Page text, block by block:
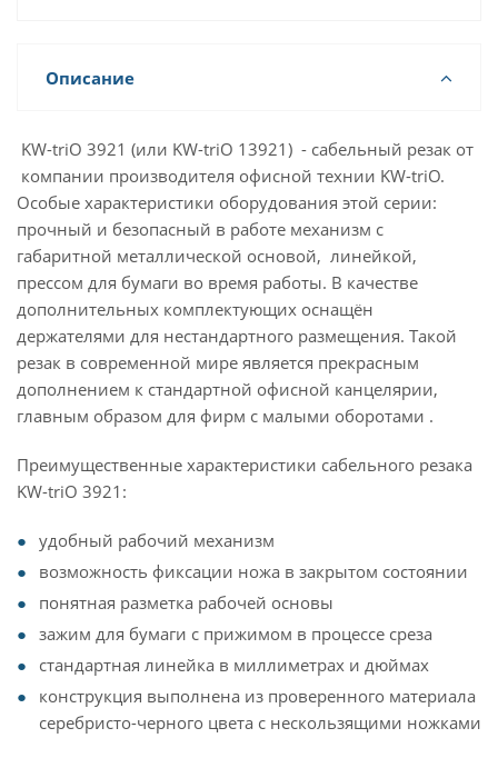
Описание
KW-triO 3921 (или KW-triO 13921) - сабельный резак от
компании производителя офисной технии KW-triO.
Особые характеристики оборудования этой серии:
прочный и безопасный в работе механизм с
габаритной металлической основой, линейкой,
прессом для бумаги во время работы. В качестве
дополнительных комплектующих оснащён
держателями для нестандартного размещения. Такой
резак в современной мире является прекрасным
дополнением к стандартной офисной канцелярии,
главным образом для фирм с малыми оборотами .
Преимущественные характеристики сабельного резака
KW-triO 3921:
удобный рабочий механизм
возможность фиксации ножа в закрытом состоянии
понятная разметка рабочей основы
зажим для бумаги с прижимом в процессе среза
стандартная линейка в миллиметрах и дюймах
конструкция выполнена из проверенного материала
серебристо-черного цвета с нескользящими ножками